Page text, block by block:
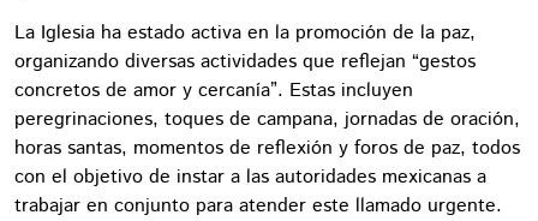
La Iglesia ha estado activa en la promoción de la paz,
organizando diversas actividades que reflejan “gestos
concretos de amor y cercanía”. Estas incluyen
peregrinaciones, toques de campana, jornadas de oración,
horas santas, momentos de reflexión y foros de paz, todos
con el objetivo de instar a las autoridades mexicanas a
trabajar en conjunto para atender este llamado urgente.